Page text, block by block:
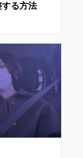
る方法